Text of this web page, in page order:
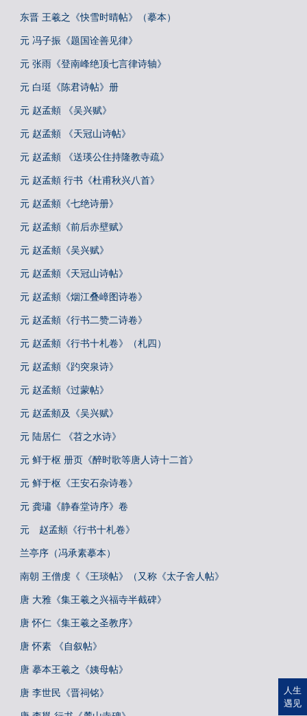
东晋 王羲之《快雪时晴帖》（摹本）
元 冯子振《题国诠善见律》
元 张雨《登南峰绝顶七言律诗轴》
元 白珽《陈君诗帖》册
元 赵孟頫 《吴兴赋》
元 赵孟頫 《天冠山诗帖》
元 赵孟頫 《送瑛公住持隆教寺疏》
元 赵孟頫 行书《杜甫秋兴八首》
元 赵孟頫《七绝诗册》
元 赵孟頫《前后赤壁赋》
元 赵孟頫《吴兴赋》
元 赵孟頫《天冠山诗帖》
元 赵孟頫《烟江叠嶂图诗卷》
元 赵孟頫《行书二赞二诗卷》
元 赵孟頫《行书十札卷》（札四）
元 赵孟頫《趵突泉诗》
元 赵孟頫《过蒙帖》
元 赵孟頫及《吴兴赋》
元 陆居仁 《苕之水诗》
元 鲜于枢 册页《醉时歌等唐人诗十二首》
元 鲜于枢《王安石杂诗卷》
元 龚璛《静春堂诗序》卷
元 赵孟頫《行书十札卷》
兰亭序（冯承素摹本）
南朝 王僧虔《《王琰帖》（又称《太子舍人帖》
唐 大雅《集王羲之兴福寺半截碑》
唐 怀仁《集王羲之圣教序》
唐 怀素 《自叙帖》
唐 摹本王羲之《姨母帖》
唐 李世民《晋祠铭》
人生
遇见